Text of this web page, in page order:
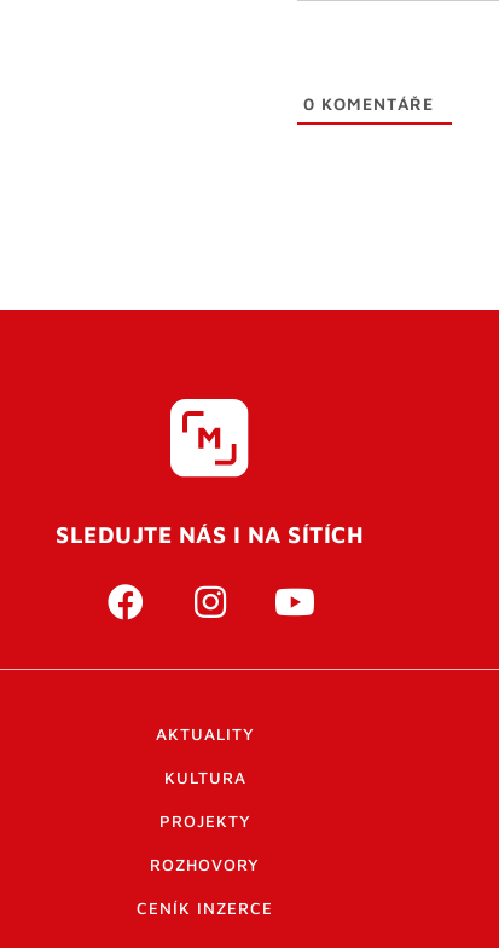
0 KOMENTÁŘE
SLEDUJTE NÁS I NA SÍTÍCH
AKTUALITY
KULTURA
PROJEKTY
ROZHOVORY
CENÍK INZERCE